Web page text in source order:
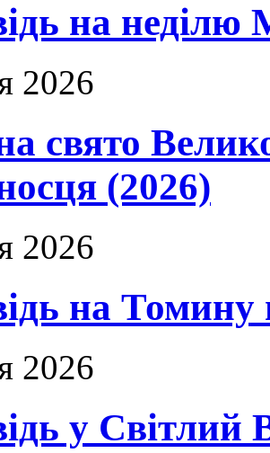
на неділю
2026
свято
(2026)
2026
на Томину
2026
у Світлий